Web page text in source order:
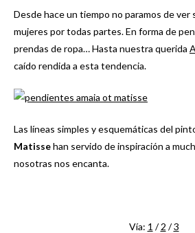
Desde hace un tiempo no paramos de ver
mujeres por todas partes. En forma de
prendas de ropa… Hasta nuestra querida
caído rendida a esta tendencia.
Las líneas simples y esquemáticas del
Matissehan servido de inspiración a
nosotras nos encanta.
Vía: 1 /2 /3